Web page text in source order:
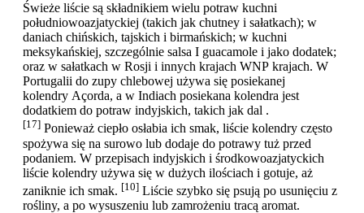
Świeże liście są składnikiem wielu potraw kuchni
południowoazjatyckiej (takich jak chutney i sałatkach); w
daniach chińskich, tajskich i birmańskich; w kuchni
meksykańskiej, szczególnie salsa I guacamole i jako dodatek;
oraz w sałatkach w Rosji i innych krajach WNP krajach. W
Portugalii do zupy chlebowej używa się posiekanej
kolendry Açorda, a w Indiach posiekana kolendra jest
dodatkiem do potraw indyjskich, takich jak dal .
[17] Ponieważ ciepło osłabia ich smak, liście kolendry często
spożywa się na surowo lub dodaje do potrawy tuż przed
podaniem. W przepisach indyjskich i środkowoazjatyckich
liście kolendry używa się w dużych ilościach i gotuje, aż
zaniknie ich smak. [10] Liście szybko się psują po usunięciu z
rośliny, a po wysuszeniu lub zamrożeniu tracą aromat.